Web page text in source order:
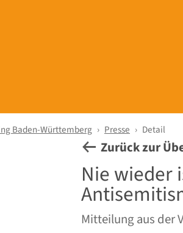
Baden-Württemberg Presse Detail
Nie wieder
Mitteilung aus der
Zurück zur